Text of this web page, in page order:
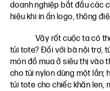
doanh nghiệp bắt đầu các
hiệu khi in ấn logo, thông
Vậy rốt cuộc ta có
túi tote? Đối với bà nội trợ,
món đồ mua ở siêu thị vào
cho túi nylon dùng một lần;
túi tote cho chiếc khăn len,